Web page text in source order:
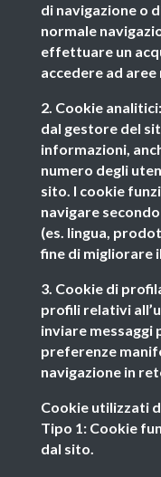
di navigazione o
normale
effettuare un
accedere ad
2. Cookie
dal gestore del
informazioni,
numero degli
sito. I cookie
navigare
(es. lingua,
fine di migliorare
3. Cookie di
profili relativi
inviare messaggi
preferenze
navigazione in
Cookie utilizzati
Tipo 1: Cookie
dal sito.